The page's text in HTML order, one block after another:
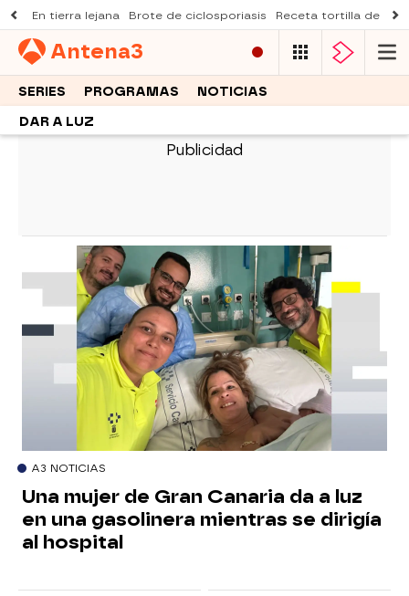
En tierra lejana Brote de ciclosporiasis Receta tortilla de
Antena3
SERIES PROGRAMAS NOTICIAS
DAR A LUZ
A3 NOTICIAS
Una mujer de Gran Canaria da a luz
en una gasolinera mientras se dirigía
al hospital